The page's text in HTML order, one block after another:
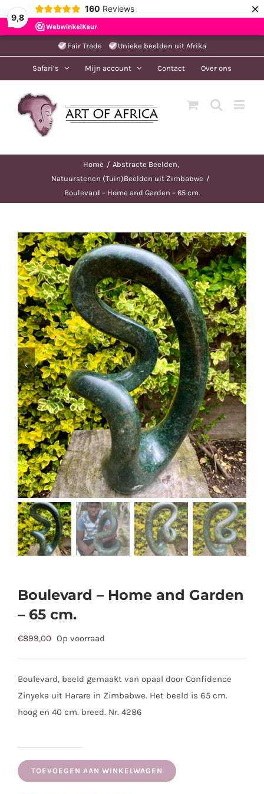
9,8
160 Reviews ×
naar
Fair Trade Unieke beelden uit Afrika
Safari’s Mijn account Contact Over ons
Home
Abstracte Beelden
Natuurstenen (Tuin)Beelden uit Zimbabwe
Boulevard – Home and Garden – 65 cm.
Boulevard – Home and Garden
– 65 cm.
€899,00 Op voorraad
Boulevard, beeld gemaakt van opaal door Confidence
Zinyeka uit Harare in Zimbabwe. Het beeld is 65 cm.
hoog en 40 cm. breed. Nr. 4286
-
TOEVOEGEN AAN WINKELWAGEN